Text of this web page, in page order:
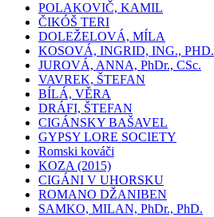
POLAKOVIČ, KAMIL
ČIKÓŠ TERI
DOLEŽELOVÁ, MÍLA
KOSOVÁ, INGRID, ING., PHD.
JUROVÁ, ANNA, PhDr., CSc.
VAVREK, ŠTEFAN
BÍLÁ, VĚRA
DRÁFI, ŠTEFAN
CIGÁNSKY BAŠAVEL
GYPSY LORE SOCIETY
Romski kováči
KOZA (2015)
CIGÁNI V UHORSKU
ROMANO DŽANIBEN
SAMKO, MILAN, PhDr., PhD.